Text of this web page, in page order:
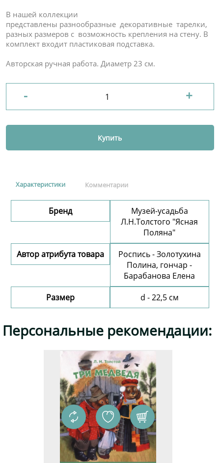
В нашей коллекции
представлены разнообразные декоративные тарелки,
разных размеров с возможность крепления на стену. В
комплект входит пластиковая подставка.
Авторская ручная работа. Диаметр 23 см.
- +
Купить
Характеристики Комментарии
Бренд
Музей-усадьба
Л.Н.Толстого "Ясная
Поляна"
Автор атрибута товара
Роспись - Золотухина
Полина, гончар -
Барабанова Елена
Размер
d - 22,5 см
Персональные рекомендации: